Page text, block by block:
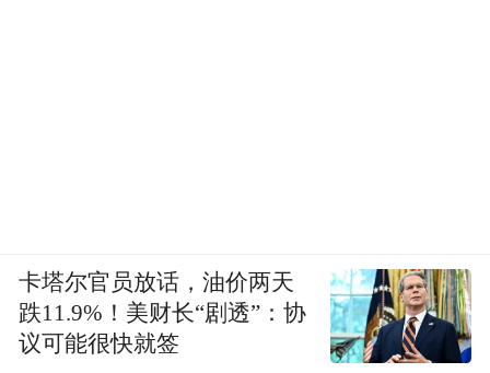
卡塔尔官员放话，油价两天
跌11.9%！美财长“剧透”：协
议可能很快就签